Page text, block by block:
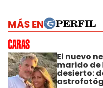
MÁS EN
El nuevo
marido de
desierto: